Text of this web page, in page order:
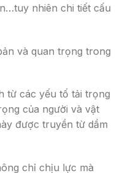
nhiên chi tiết cấu
và quan trọng trong
từ các yếu tố tải trọng
của người và vật
được truyền từ dầm
chỉ chịu lực mà